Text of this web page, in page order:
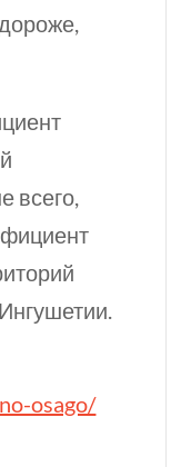
всего,
osago/